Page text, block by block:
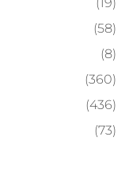
(58)
(8)
(360)
(436)
(73)